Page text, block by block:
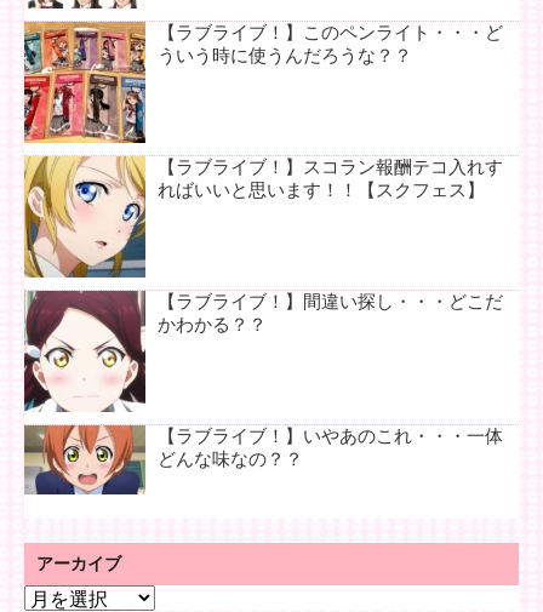
【ラブライブ！】このペンライト・・・ど
ういう時に使うんだろうな？？
【ラブライブ！】スコラン報酬テコ入れす
ればいいと思います！！【スクフェス】
【ラブライブ！】間違い探し・・・どこだ
かわかる？？
【ラブライブ！】いやあのこれ・・・一体
どんな味なの？？
アーカイブ
ア